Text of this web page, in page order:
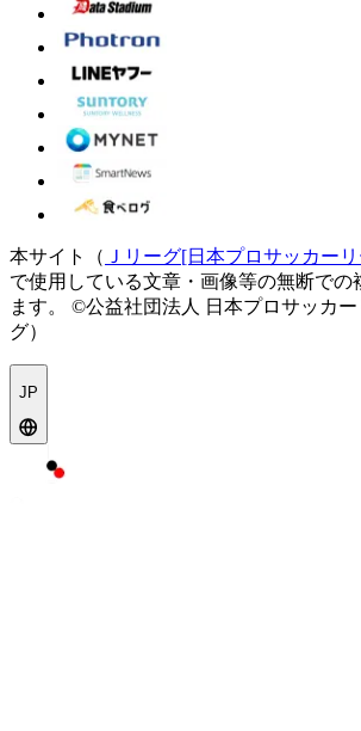
本サイト（ Ｊリーグ[日本プロサッカー
で使用している文章・画像等の無断での
ます。
©公益社団法人 日本プロサッカ
グ）
JP